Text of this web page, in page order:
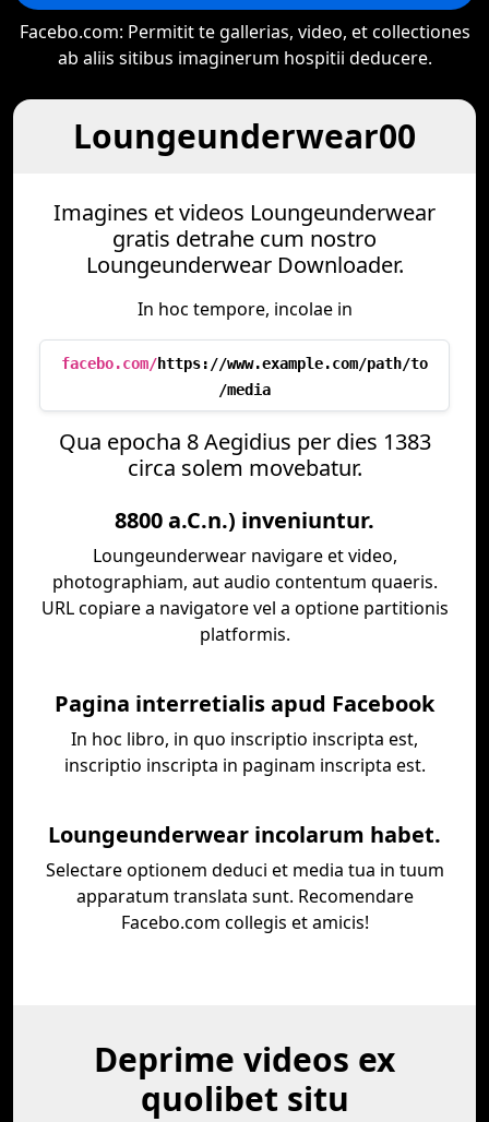
Facebo.com: Permitit te gallerias, video, et collectiones
ab aliis sitibus imaginerum hospitii deducere.
Loungeunderwear00
Imagines et videos Loungeunderwear
gratis detrahe cum nostro
Loungeunderwear Downloader.
In hoc tempore, incolae in
facebo.com/https://www.example.com/path/to
/media
Qua epocha 8 Aegidius per dies 1383
circa solem movebatur.
8800 a.C.n.) inveniuntur.
Loungeunderwear navigare et video,
photographiam, aut audio contentum quaeris.
URL copiare a navigatore vel a optione partitionis
platformis.
Pagina interretialis apud Facebook
In hoc libro, in quo inscriptio inscripta est,
inscriptio inscripta in paginam inscripta est.
Loungeunderwear incolarum habet.
Selectare optionem deduci et media tua in tuum
apparatum translata sunt. Recomendare
Facebo.com collegis et amicis!
Deprime videos ex
quolibet situ